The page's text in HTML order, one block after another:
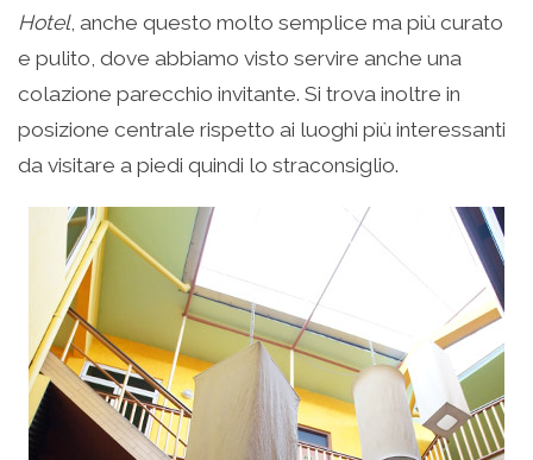
Hotel, anche questo molto semplice ma più curato
e pulito, dove abbiamo visto servire anche una
colazione parecchio invitante. Si trova inoltre in
posizione centrale rispetto ai luoghi più interessanti
da visitare a piedi quindi lo straconsiglio.